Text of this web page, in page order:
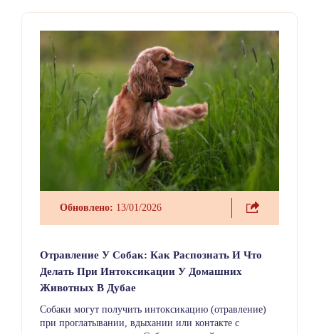
Обновлено: 13/01/2026
Отравление У Собак: Как Распознать И Что
Делать При Интоксикации У Домашних
Животных В Дубае
Собаки могут получить интоксикацию (отравление)
при проглатывании, вдыхании или контакте с